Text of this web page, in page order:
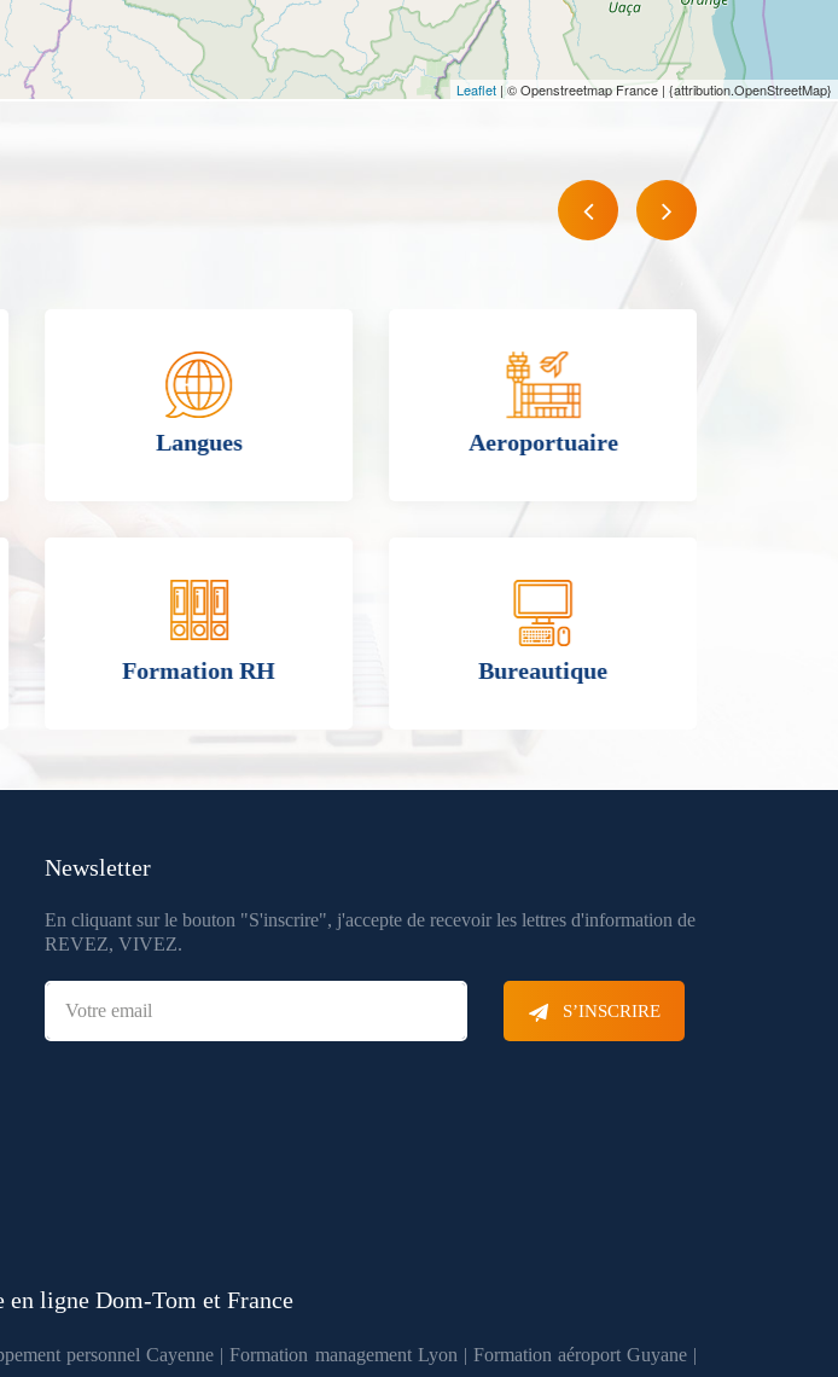
Leaflet | © Openstreetmap France | {attribution.OpenStreetMap}
Langues
Formation RH
Aeroportuaire
Bureautique
Newsletter
En cliquant sur le bouton "S'inscrire", j'accepte de recevoir les lettres d'information de
REVEZ, VIVEZ.
S’INSCRIRE
en ligne Dom-Tom et France
personnel Cayenne |Formation management Lyon | Formation aéroport Guyane |